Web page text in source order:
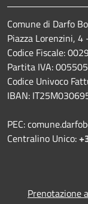
Comune di Darfo
Piazza Lorenzini,
Codice Fiscale:
Partita IVA:
Codice Univoco
IBAN:
PEC:
Centralino Unico:
Prenotazione